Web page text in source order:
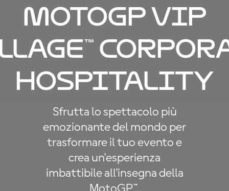
MotoGP VIP
Hospitality
Sfrutta lo spettacolo più
emozionante del mondo per
trasformare il tuo evento e
crea un'esperienza
imbattibile all'insegna della